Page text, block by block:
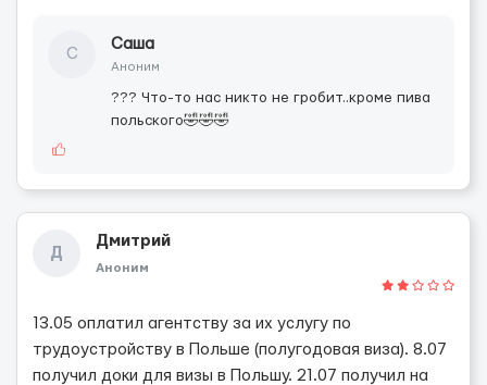
С
Саша
Аноним
??? Что-то нас никто не гробит..кроме пива
польского🤣🤣🤣
Д
Дмитрий
Аноним
13.05 оплатил агентству за их услугу по
трудоустройству в Польше (полугодовая виза). 8.07
получил доки для визы в Польшу. 21.07 получил на